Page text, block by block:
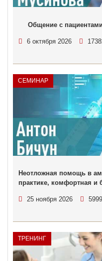
Общение с
6 октября 2026
СЕМИНАР
Неотложная помощь в
практике, комфортная и
25 ноября 2026
ТРЕНИНГ